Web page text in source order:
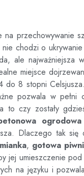
na przechowywanie
chodzi o
ale najważniejsza
miejsce
8 stopni
pozwala w pełni
czy zostały
ogrodowa
Dlaczego tak
, gotowa
jej umieszczenie pod
na języku i